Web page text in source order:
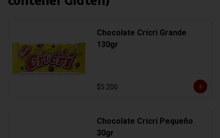
Chocolate Cricri Grande
130gr
$5.200
Chocolate Cricri Pequeño
30gr